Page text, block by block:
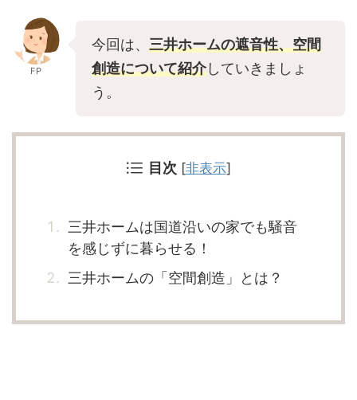
FP
今回は、 三井ホームの遮音性、空間
創造について紹介していきましょ
う。
目次 [非表示]
三井ホームは国道沿いの家でも騒音
を感じずに暮らせる！
三井ホームの「空間創造」とは？